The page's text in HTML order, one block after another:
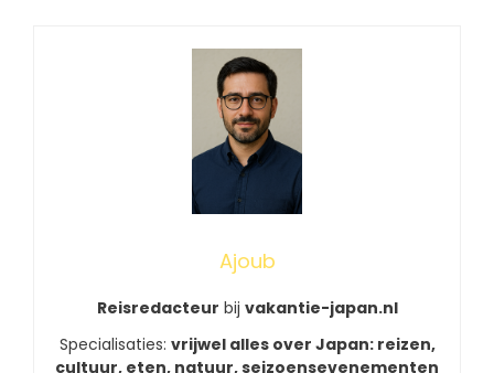
Ajoub
Reisredacteur bij vakantie-japan.nl
Specialisaties: vrijwel alles over Japan: reizen,
cultuur, eten, natuur, seizoensevenementen